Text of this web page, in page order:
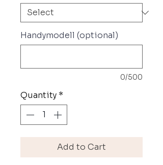
Handymodell (optional)
0/500
Quantity *
Add to Cart